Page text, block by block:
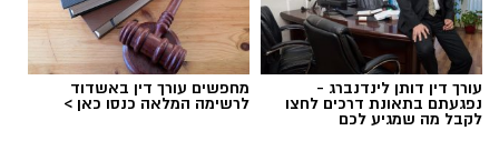
עורך דין דותן לינדנברג -
נפגעתם בתאונת דרכים לחצו
לקבל מה שמגיע לכם
מחפשים עורך דין באשדוד
לרשימה המלאה כנסו כאן >